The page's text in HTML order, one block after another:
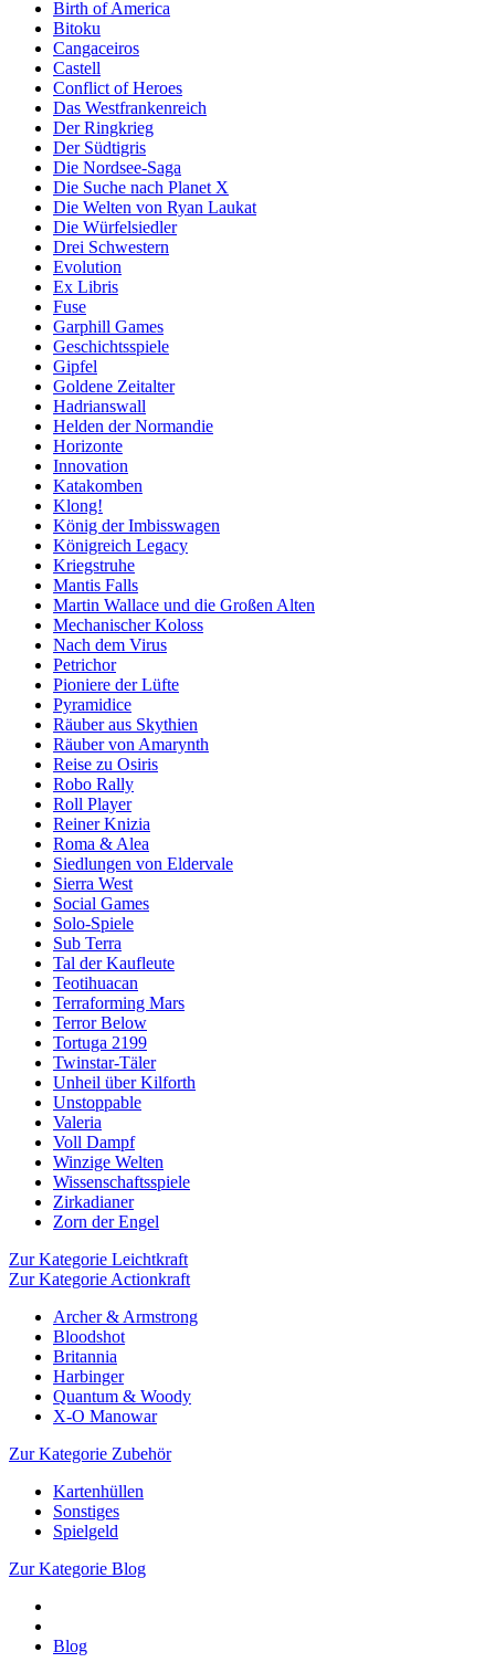
Birth of America
Bitoku
Cangaceiros
Castell
Conflict of Heroes
Das Westfrankenreich
Der Ringkrieg
Der Südtigris
Die Nordsee-Saga
Die Suche nach Planet X
Die Welten von Ryan Laukat
Die Würfelsiedler
Drei Schwestern
Evolution
Ex Libris
Fuse
Garphill Games
Geschichtsspiele
Gipfel
Goldene Zeitalter
Hadrianswall
Helden der Normandie
Horizonte
Innovation
Katakomben
Klong!
König der Imbisswagen
Königreich Legacy
Kriegstruhe
Mantis Falls
Martin Wallace und die Großen Alten
Mechanischer Koloss
Nach dem Virus
Petrichor
Pioniere der Lüfte
Pyramidice
Räuber aus Skythien
Räuber von Amarynth
Reise zu Osiris
Robo Rally
Roll Player
Reiner Knizia
Roma & Alea
Siedlungen von Eldervale
Sierra West
Social Games
Solo-Spiele
Sub Terra
Tal der Kaufleute
Teotihuacan
Terraforming Mars
Terror Below
Tortuga 2199
Twinstar-Täler
Unheil über Kilforth
Unstoppable
Valeria
Voll Dampf
Winzige Welten
Wissenschaftsspiele
Zirkadianer
Zorn der Engel
Zur Kategorie Leichtkraft
Zur Kategorie Actionkraft
Archer & Armstrong
Bloodshot
Britannia
Harbinger
Quantum & Woody
X-O Manowar
Zur Kategorie Zubehör
Kartenhüllen
Sonstiges
Spielgeld
Zur Kategorie Blog
Blog